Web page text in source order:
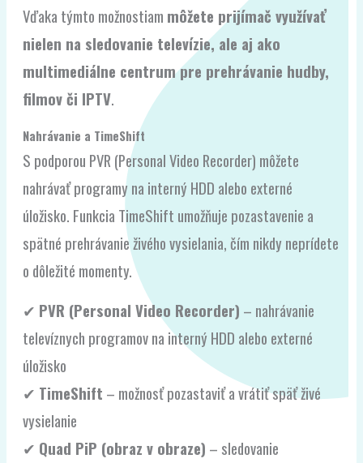
Vďaka týmto možnostiam môžete prijímač využívať
nielen na sledovanie televízie, ale aj ako
multimediálne centrum pre prehrávanie hudby,
filmov či IPTV.
Nahrávanie a TimeShift
S podporou PVR (Personal Video Recorder) môžete
nahrávať programy na interný HDD alebo externé
úložisko. Funkcia TimeShift umožňuje pozastavenie a
spätné prehrávanie živého vysielania, čím nikdy neprídete
o dôležité momenty.
✔ PVR (Personal Video Recorder) – nahrávanie
televíznych programov na interný HDD alebo externé
úložisko
✔ TimeShift – možnosť pozastaviť a vrátiť späť živé
vysielanie
✔ Quad PiP (obraz v obraze) – sledovanie